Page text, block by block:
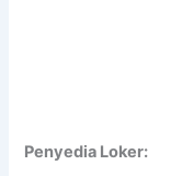
Penyedia Loker: